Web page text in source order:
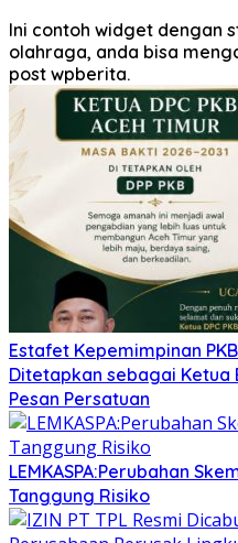
Ini contoh widget dengan
olahraga, anda bisa
post wpberita.
Estafet Kepemimpinan
Ditetapkan sebagai Ketua
Pesan Persatuan
LEMKASPA:Perubahan
Tanggung Risiko